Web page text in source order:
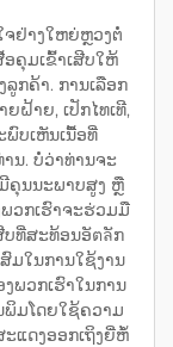
ຈຢ່າງໃຫຍ່ຫຼວງຕໍ່
ຄຸມເຂົ້າເສີບໃຫ້
ກຄ້າ. ການເລືອກ
ຝ້າຍ, ເປັກໄທເທີ,
ບເຫັນເນື້ອທີ່
ນ. ບໍ່ວ່າທ່ານຈະ
ຄຸນນະພາບສູງ ຫຼື
ພວກເຮົາຈະຮ່ວມມື
ບທີ່ສະທ້ອນອັตลັກ
ມໃນການໃຊ້ງານ
ພວກເຮົາໃນການ
ມໂດຍໃຊ້ຄວາມ
ແດງອອກເຖິງຍີ່ຫໍ້